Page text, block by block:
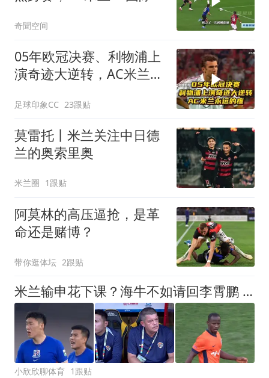
奇聞空间
05年欧冠决赛、利物浦上
演奇迹大逆转，AC米兰永
足球印象CC 23跟贴
莫雷托丨米兰关注中日德
兰的奥索里奥
米兰圈 1跟贴
阿莫林的高压逼抢，是革
命还是赌博？
带你逛体坛 2跟贴
米兰输申花下课？海牛不如请回李霄鹏 叶博亚猛攻陈晋一 拒绝5连败
小欣欣聊体育 1跟贴